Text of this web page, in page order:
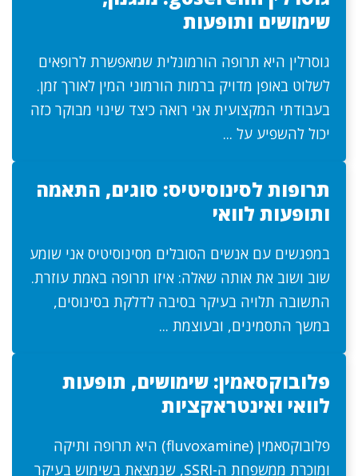
שימושים ותופעות
גוסרלין היא תרופה הורמונלית שמאפשרת לרופאים
לשלוט באופן מדויק ברמות הורמוני המין לאורך זמן.
בעבודתי המקצועית אני רואה כיצד שינוי מבוקר כזה
יכול להשפיע על ...
תרופות לסינוסיטיס: סוגים, התאמה
ותופעות לוואי
במפגשים עם אנשים הסובלים מסינוסיטיס אני שומע
שוב ושוב את אותה שאלה: איזו תרופה באמת עוזרת.
התשובה תלויה בעיקר בסיבה לדלקת בסינוסים,
במשך התסמינים, ובעוצמת ...
פלובוקסאמין: שימושים, תופעות
לוואי ואינטראקציות
פלובוקסאמין (fluvoxamine) היא תרופה ותיקה
ומוכרת ממשפחת ה-SSRI, שנמצאת בשימוש בעיקר